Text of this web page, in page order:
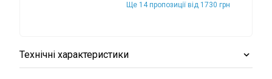
Ще 14 пропозиції від 1730 грн
Технічні характеристики